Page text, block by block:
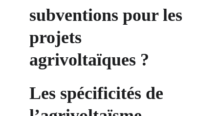
subventions pour les
projets
agrivoltaïques ?
Les spécificités de